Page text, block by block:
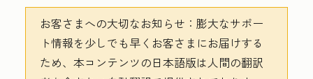
お客さまへの大切なお知らせ ：膨大なサポー
ト情報を少しでも早くお客さまにお届けする
ため、本コンテンツの日本語版は人間の翻訳